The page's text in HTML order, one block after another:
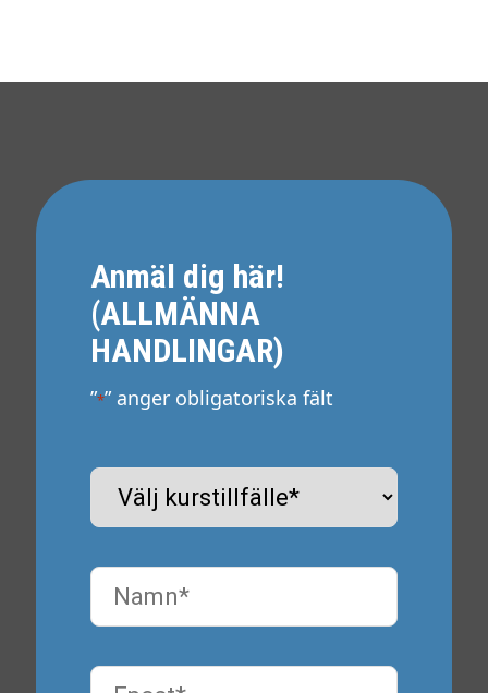
Anmäl dig här!
(ALLMÄNNA
HANDLINGAR)
”*” anger obligatoriska fält
K
r
l
N
m
E